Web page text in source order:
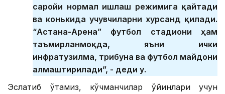
саройи нормал ишлаш режимига қайтади
ва конькида учувчиларни хурсанд қилади.
“Астана-Арена” футбол стадиони ҳам
таъмирланмоқда, яъни ички
инфратузилма, трибуна ва футбол майдони
алмаштирилади”, - деди у.
Эслатиб ўтамиз, кўчманчилар ўйинлари учун